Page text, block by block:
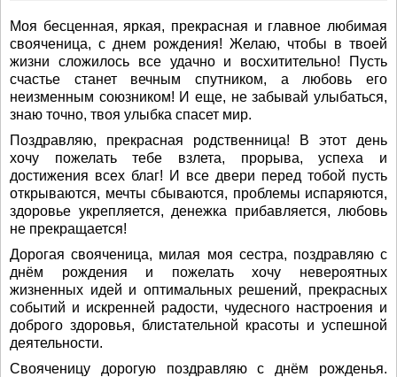
Моя бесценная, яркая, прекрасная и главное любимая
свояченица, с днем рождения! Желаю, чтобы в твоей
жизни сложилось все удачно и восхитительно! Пусть
счастье станет вечным спутником, а любовь его
неизменным союзником! И еще, не забывай улыбаться,
знаю точно, твоя улыбка спасет мир.
Поздравляю, прекрасная родственница! В этот день
хочу пожелать тебе взлета, прорыва, успеха и
достижения всех благ! И все двери перед тобой пусть
открываются, мечты сбываются, проблемы испаряются,
здоровье укрепляется, денежка прибавляется, любовь
не прекращается!
Дорогая свояченица, милая моя сестра, поздравляю с
днём рождения и пожелать хочу невероятных
жизненных идей и оптимальных решений, прекрасных
событий и искренней радости, чудесного настроения и
доброго здоровья, блистательной красоты и успешной
деятельности.
Свояченицу дорогую поздравляю с днём рожденья.